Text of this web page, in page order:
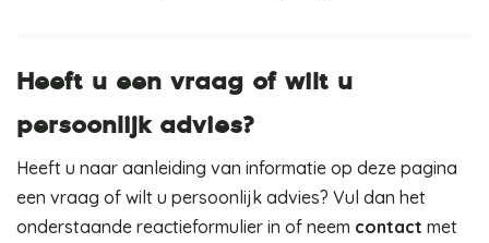
Heeft u een vraag of wilt u
persoonlijk advies?
Heeft u naar aanleiding van informatie op deze pagina
een vraag of wilt u persoonlijk advies? Vul dan het
onderstaande reactieformulier in of neem contact met